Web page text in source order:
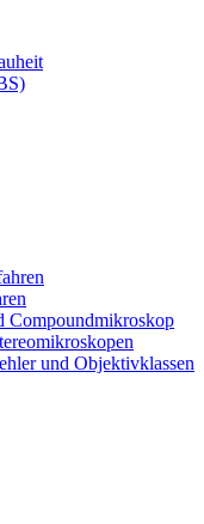
Compoundmikroskop
und Objektivklassen